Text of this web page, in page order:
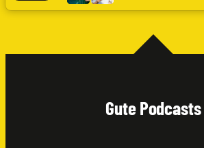
Gute Podcasts